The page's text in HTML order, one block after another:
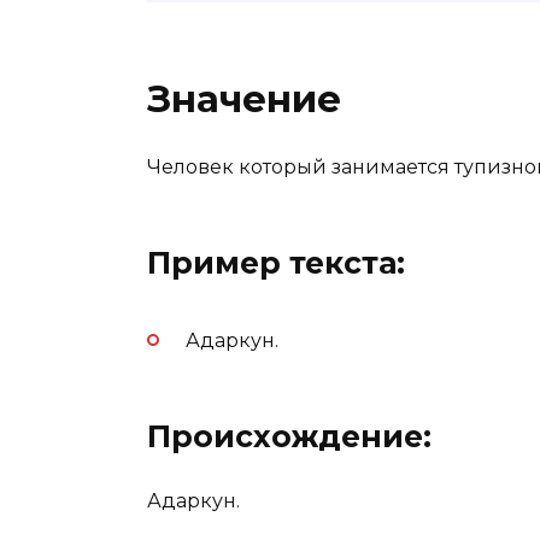
Значение
Человек который занимается
Пример текста:
Адаркун.
Происхождение:
Адаркун.